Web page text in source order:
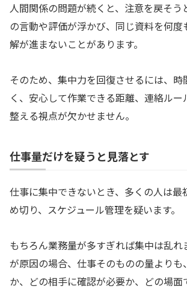
人間関係の問題が続くと、注意を戻そう
の言動や評価が浮かび、同じ資料を何
解が進まないことがあります。
そのため、集中力を回復させるには、時
く、安心して作業できる距離、連絡ルー
整える視点が欠かせません。
仕事量だけを疑うと見落とす
仕事に集中できないとき、多くの人は最
め切り、スケジュール管理を疑います。
もちろん業務量が多すぎれば集中は乱
が原因の場合、仕事そのものの量よりも
か、どの相手に確認が必要か、どの場